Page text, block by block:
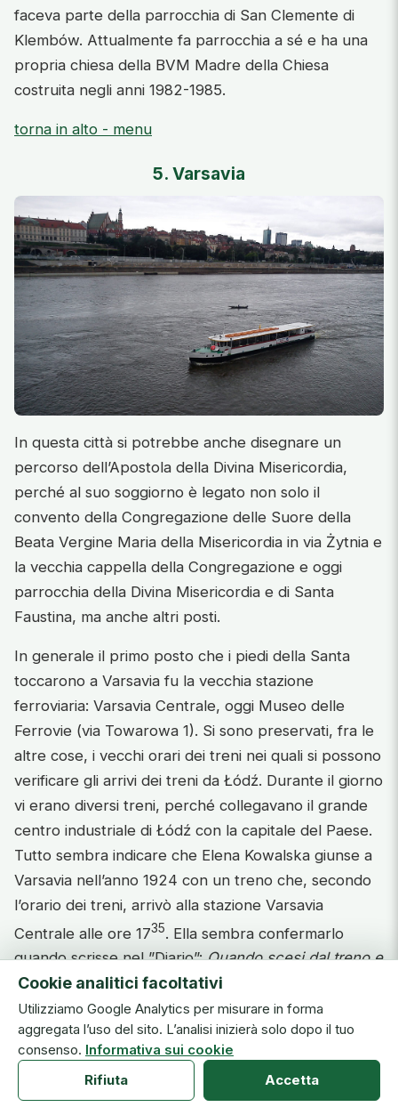
faceva parte della parrocchia di San Clemente di
Klembów. Attualmente fa parrocchia a sé e ha una
propria chiesa della BVM Madre della Chiesa
costruita negli anni 1982-1985.
torna in alto - menu
5. Varsavia
In questa città si potrebbe anche disegnare un
percorso dell’Apostola della Divina Misericordia,
perché al suo soggiorno è legato non solo il
convento della Congregazione delle Suore della
Beata Vergine Maria della Misericordia in via Żytnia e
la vecchia cappella della Congregazione e oggi
parrocchia della Divina Misericordia e di Santa
Faustina, ma anche altri posti.
In generale il primo posto che i piedi della Santa
toccarono a Varsavia fu la vecchia stazione
ferroviaria: Varsavia Centrale, oggi Museo delle
Ferrovie (via Towarowa 1). Si sono preservati, fra le
altre cose, i vecchi orari dei treni nei quali si possono
verificare gli arrivi dei treni da Łódź. Durante il giorno
vi erano diversi treni, perché collegavano il grande
centro industriale di Łódź con la capitale del Paese.
Tutto sembra indicare che Elena Kowalska giunse a
Varsavia nell’anno 1924 con un treno che, secondo
l’orario dei treni, arrivò alla stazione Varsavia
Centrale alle ore 1735. Ella sembra confermarlo
quando scrisse nel ”Diario”:Quando scesi dal treno e
vidi che ciascuno andava per la sua strada, fui presa
dalla paura: che fare? Ove rivolgermi, dal momento
che non conoscevo nessuno? E dissi alla Madre di
Dio: „Maria, fammi strada, guidami Tu!”.
Immediatamente udii dentro di me queste parole: di
Cookie analitici facoltativi
Utilizziamo Google Analytics per misurare in forma
aggregata l’uso del sito. L’analisi inizierà solo dopo il tuo
consenso. Informativa sui cookie
Rifiuta
Accetta